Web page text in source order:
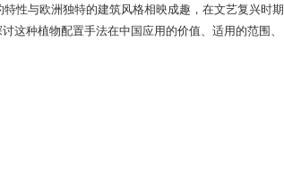
性与欧洲独特的建筑风格相映成趣，在文艺复兴时期
这种植物配置手法在中国应用的价值、适用的范围、